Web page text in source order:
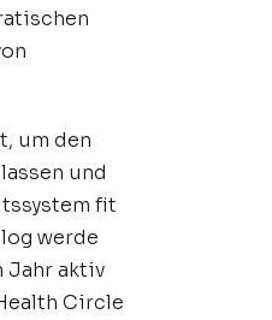
um den
und
fit
werde
Jahr aktiv
Circle